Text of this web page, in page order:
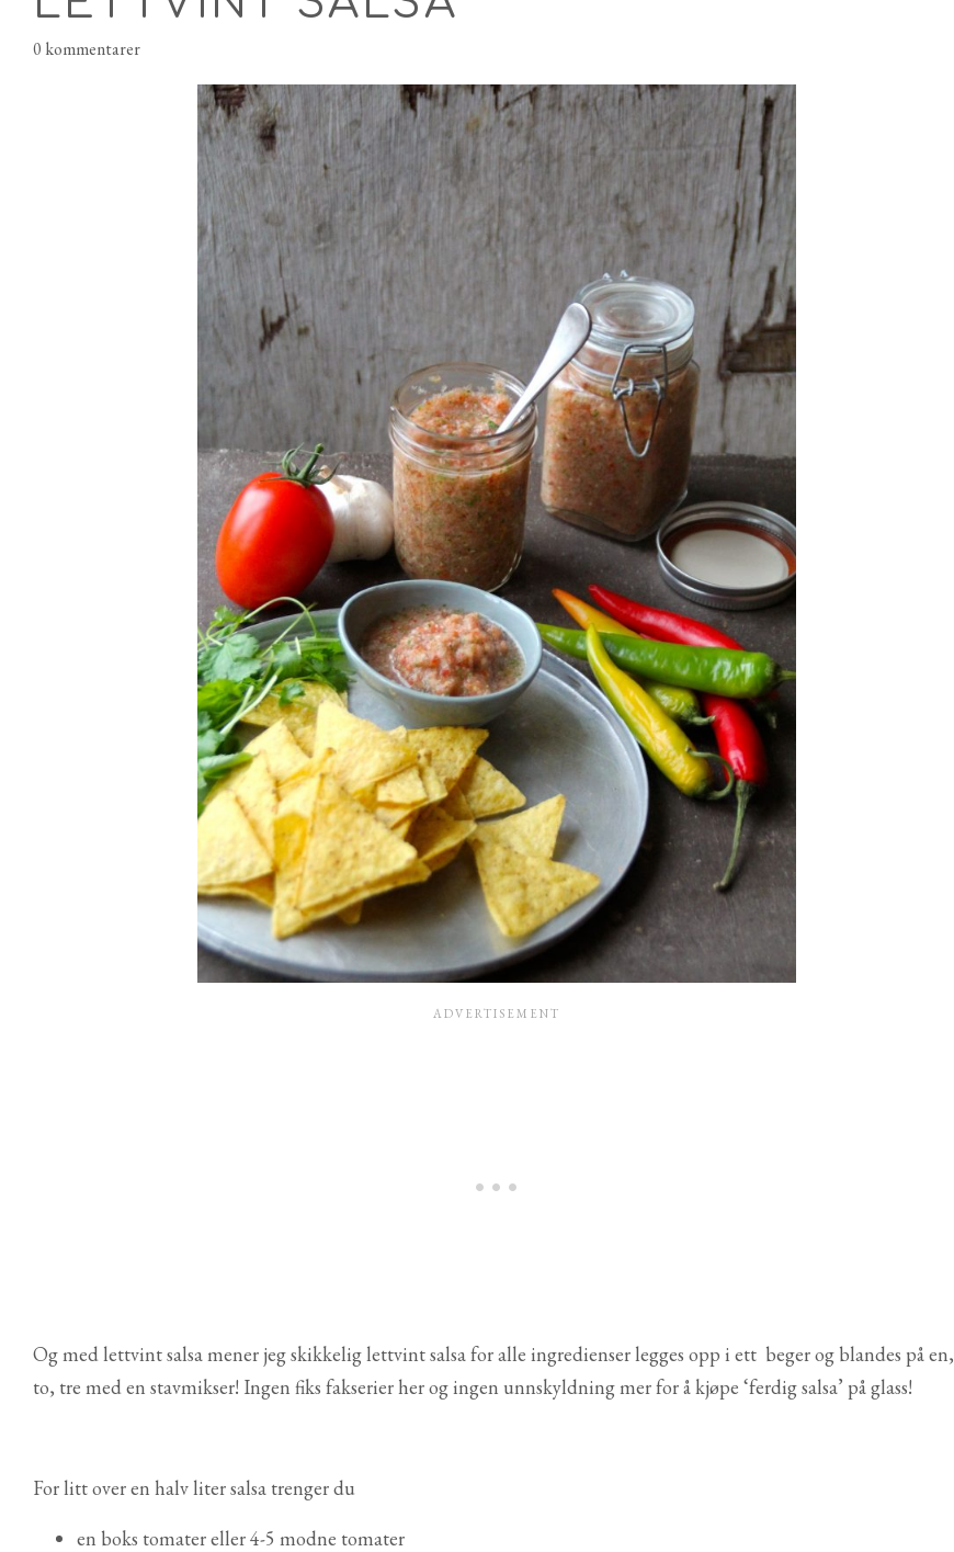
0 kommentarer
Og med lettvint salsa mener jeg skikkelig lettvint salsa for alle ingredienser legges opp i ett beger og blandes på en,
to, tre med en stavmikser! Ingen fiks fakserier her og ingen unnskyldning mer for å kjøpe ‘ferdig salsa’ på glass!
For litt over en halv liter salsa trenger du
en boks tomater eller 4-5 modne tomater